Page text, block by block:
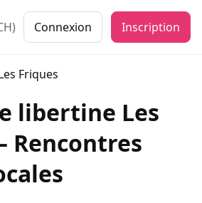
Connexion Inscription
Friques
libertine Les
Rencontres